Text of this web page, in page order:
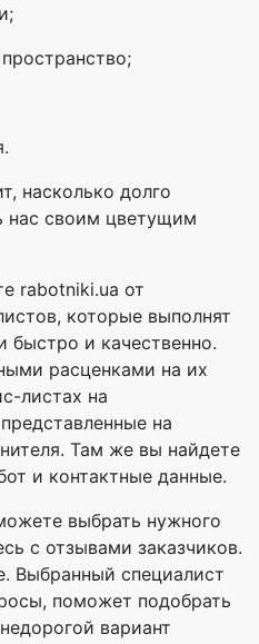
насколько долго
нас своим цветущим
rabotniki.ua от
которые выполнят
и качественно.
расценками на их
листах на
на
Там же вы найдете
и контактные данные.
выбрать нужного
с отзывами заказчиков.
Выбранный специалист
поможет подобрать
вариант